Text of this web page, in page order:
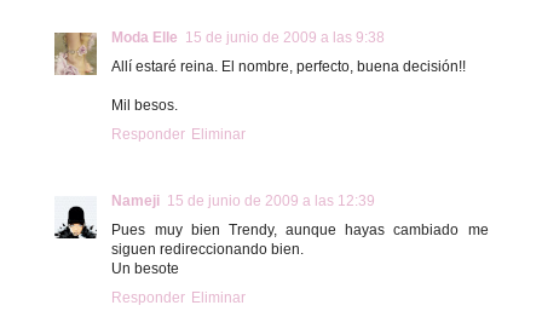
Moda Elle 15 de junio de 2009 a las 9:38
Allí estaré reina. El nombre, perfecto, buena decisión!!
Mil besos.
Responder Eliminar
Nameji 15 de junio de 2009 a las 12:39
Pues muy bien Trendy, aunque hayas cambiado me
siguen redireccionando bien.
Un besote
Responder Eliminar